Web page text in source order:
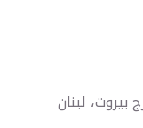
لبنان